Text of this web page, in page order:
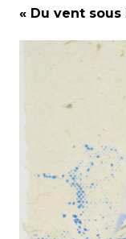
« Du vent sous